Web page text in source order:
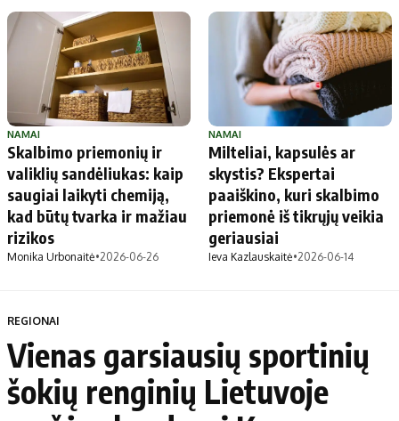
NAMAI
Skalbimo priemonių ir
valiklių sandėliukas: kaip
saugiai laikyti chemiją,
kad būtų tvarka ir mažiau
rizikos
Monika Urbonaitė•2026-06-26
NAMAI
Milteliai, kapsulės ar
skystis? Ekspertai
paaiškino, kuri skalbimo
priemonė iš tikrųjų veikia
geriausiai
Ieva Kazlauskaitė•2026-06-14
REGIONAI
Vienas garsiausių sportinių
šokių renginių Lietuvoje